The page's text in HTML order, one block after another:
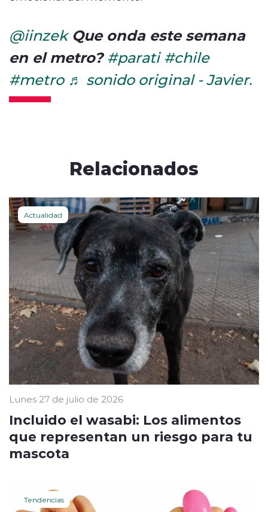
@iinzekQue onda este semana
en el metro?#parati #chile
#metro ♬ sonido original - Javier.
Relacionados
Actualidad
Lunes 27 de julio de 2026
Incluido el wasabi: Los alimentos
que representan un riesgo para tu
mascota
Tendencias